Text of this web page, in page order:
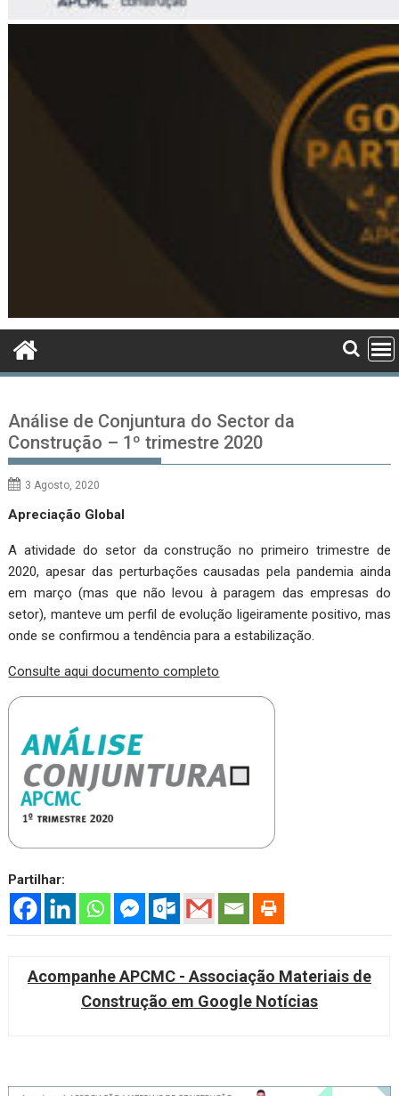
Análise de Conjuntura do Sector da
Construção – 1º trimestre 2020
3 Agosto, 2020
Apreciação Global
A atividade do setor da construção no primeiro trimestre de
2020, apesar das perturbações causadas pela pandemia ainda
em março (mas que não levou à paragem das empresas do
setor), manteve um perfil de evolução ligeiramente positivo, mas
onde se confirmou a tendência para a estabilização.
Consulte aqui documento completo
Partilhar:
Acompanhe APCMC - Associação Materiais de
Construção em Google Notícias